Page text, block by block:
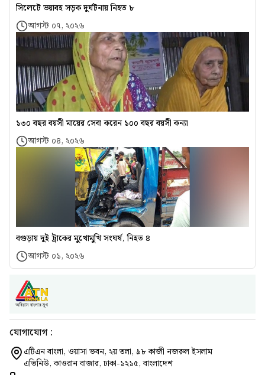
সিলেটে ভয়াবহ সড়ক দুর্ঘটনায় নিহত ৮
আগস্ট ০৭, ২০২৬
১৩০ বছর বয়সী মায়ের সেবা করেন ১০০ বছর বয়সী কন্যা
আগস্ট ০৪, ২০২৬
বগুড়ায় দুই ট্রাকের মুখোমুখি সংঘর্ষ, নিহত ৪
আগস্ট ০১, ২০২৬
যোগাযোগ :
এটিএন বাংলা, ওয়াসা ভবন, ২য় তলা, ৯৮ কাজী নজরুল ইসলাম
এভিনিউ, কাওরান বাজার, ঢাকা-১২১৫, বাংলাদেশ